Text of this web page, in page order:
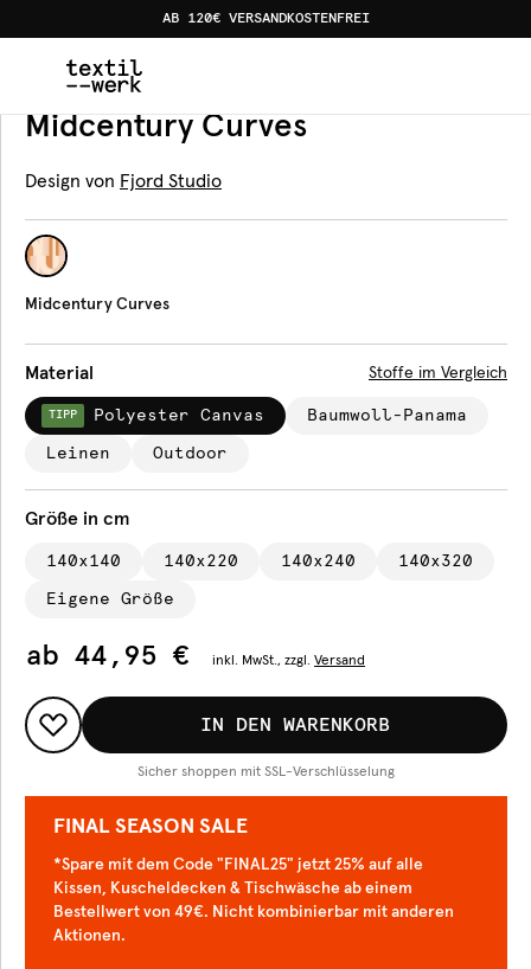
AB 120€ VERSANDKOSTENFREI
Produkte Tischdecken Midcentury Curves
Tischdecke
Midcentury Curves
Design von Fjord Studio
Midcentury Curves
Material Stoffe im Vergleich
TIPP Polyester Canvas Baumwoll-Panama
Leinen Outdoor
Größe in cm
140x140 140x220 140x240 140x320
Eigene Größe
ab 44,95 € inkl. MwSt., zzgl. Versand
IN DEN WARENKORB
Sicher shoppen mit SSL-Verschlüsselung
FINAL SEASON SALE
*Spare mit dem Code "FINAL25" jetzt 25% auf alle
Kissen, Kuscheldecken & Tischwäsche ab einem
Bestellwert von 49€. Nicht kombinierbar mit anderen
Aktionen.